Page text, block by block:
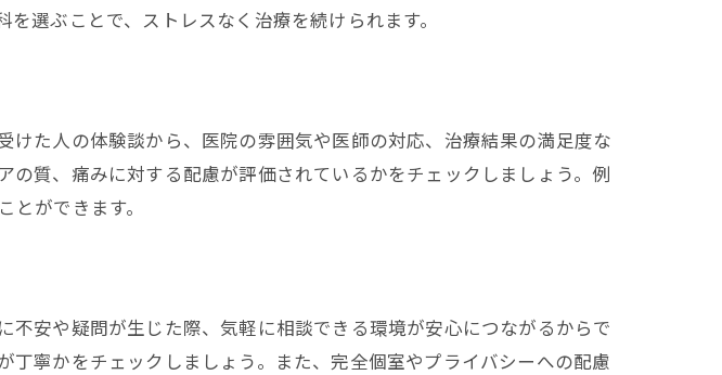
療を受ける流れの解説
期間の目安について
コミや体験談の活用法
消するポイント
を和らげる工夫とは
体制と安心感の理由
や定期検診の重要性
選ぶことで、ストレスなく治療を続けられます。
た人の体験談から、医院の雰囲気や医師の対応、治療結果の満足度な
質、痛みに対する配慮が評価されているかをチェックしましょう。例
ができます。
安や疑問が生じた際、気軽に相談できる環境が安心につながるからで
寧かをチェックしましょう。また、完全個室やプライバシーへの配慮
相談はこちら
相談はこちら